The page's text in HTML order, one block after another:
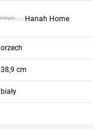
Hanah Home
orzech
38,9 cm
biały